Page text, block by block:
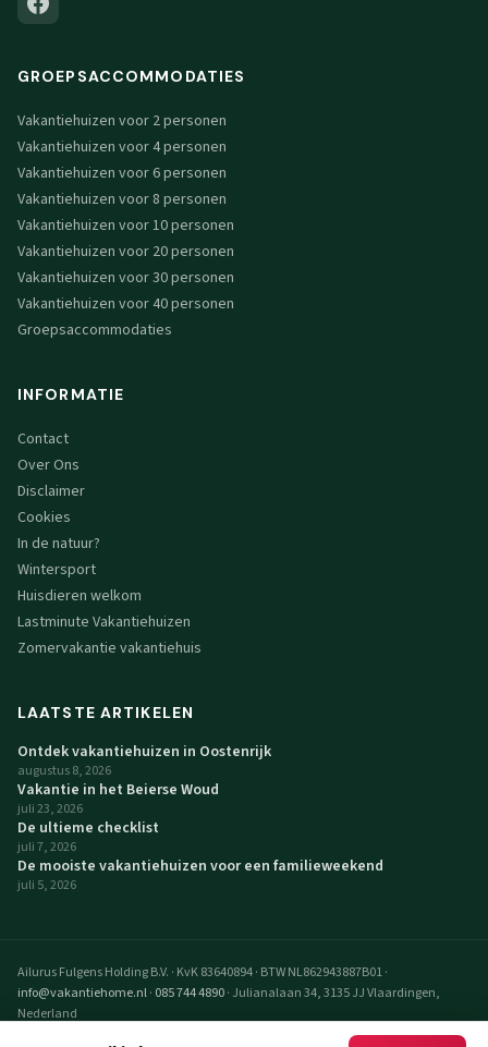
GROEPSACCOMMODATIES
Vakantiehuizen voor 2 personen
Vakantiehuizen voor 4 personen
Vakantiehuizen voor 6 personen
Vakantiehuizen voor 8 personen
Vakantiehuizen voor 10 personen
Vakantiehuizen voor 20 personen
Vakantiehuizen voor 30 personen
Vakantiehuizen voor 40 personen
Groepsaccommodaties
INFORMATIE
Contact
Over Ons
Disclaimer
Cookies
In de natuur?
Wintersport
Huisdieren welkom
Lastminute Vakantiehuizen
Zomervakantie vakantiehuis
LAATSTE ARTIKELEN
Ontdek vakantiehuizen in Oostenrijk
augustus 8, 2026
Vakantie in het Beierse Woud
juli 23, 2026
De ultieme checklist
juli 7, 2026
De mooiste vakantiehuizen voor een familieweekend
juli 5, 2026
Ailurus Fulgens Holding B.V. · KvK 83640894· BTW NL862943887B01·
info@vakantiehome.nl· 085 744 4890· Julianalaan 34, 3135 JJ Vlaardingen,
Nederland